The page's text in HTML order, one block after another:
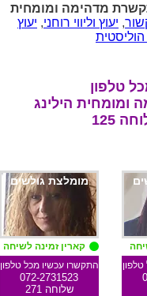
מדהימה ומומחית
, יעוץ וליווי רוחני, יעוץ
טלפון
ומומחית הילינג
מומלצת גולשים
קארין זמינה לשיחה
התקשרו עכשיו מכל טלפון
072-2731523
שלוחה 271